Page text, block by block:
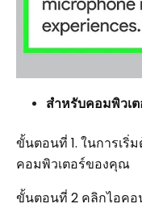
สำหรับคอมพิวเ
ขั้นตอนที่ 1. ในการเริ่
คอมพิวเตอร์ของคุณ
ขั้นตอนที่ 2 คลิกไอคอ